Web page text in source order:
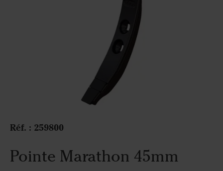
Réf. : 259800
Pointe Marathon 45mm